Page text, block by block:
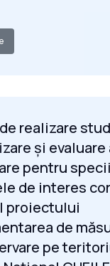
realizare
și evaluare
pentru
de interes
proiectului
de
pe